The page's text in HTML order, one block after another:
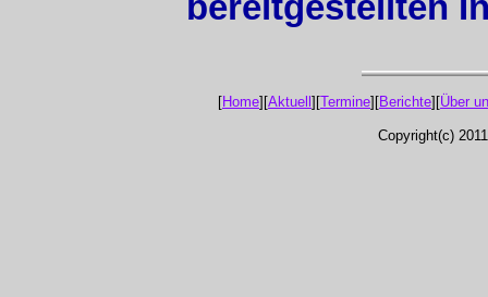
[Home][Aktuell ][Termine][Berichte][Über
Copyright(c)